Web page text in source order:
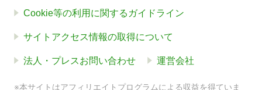
Cookie等の利用に関するガイドライン
サイトアクセス情報の取得について
法人・プレスお問い合わせ 運営会社
※本サイトはアフィリエイトプログラムによる収益を得ていま